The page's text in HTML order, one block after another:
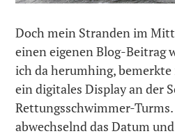
Doch mein Stranden im
einen eigenen Blog-Beitrag
ich da herumhing,
ein digitales Display an der
Rettungsschwimmer-Turms.
abwechselnd das Datum